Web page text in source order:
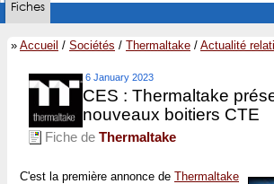
Fiches
» Accueil / Sociétés / Thermaltake / Actualité
6 January 2023
CES : Thermaltake
nouveaux boitiers CTE
Fiche de Thermaltake
C'est la première annonce de Thermaltake